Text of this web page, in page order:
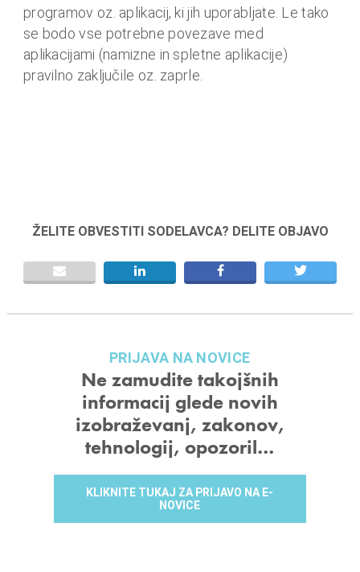
programov oz. aplikacij, ki jih uporabljate. Le tako
se bodo vse potrebne povezave med
aplikacijami (namizne in spletne aplikacije)
pravilno zaključile oz. zaprle.
ŽELITE OBVESTITI SODELAVCA? DELITE OBJAVO
PRIJAVA NA NOVICE
Ne zamudite takojšnih
informacij glede novih
izobraževanj, zakonov,
tehnologij, opozoril…
KLIKNITE TUKAJ ZA PRIJAVO NA E-
NOVICE